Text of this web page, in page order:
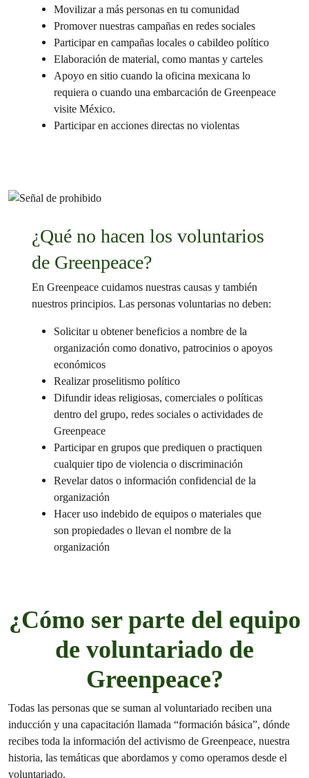
Movilizar a más personas en tu comunidad
Promover nuestras campañas en redes sociales
Participar en campañas locales o cabildeo político
Elaboración de material, como mantas y carteles
Apoyo en sitio cuando la oficina mexicana lo
requiera o cuando una embarcación de Greenpeace
visite México.
Participar en acciones directas no violentas
¿Qué no hacen los voluntarios
de Greenpeace?
En Greenpeace cuidamos nuestras causas y también
nuestros principios. Las personas voluntarias no deben:
Solicitar u obtener beneficios a nombre de la
organización como donativo, patrocinios o apoyos
económicos
Realizar proselitismo político
Difundir ideas religiosas, comerciales o políticas
dentro del grupo, redes sociales o actividades de
Greenpeace
Participar en grupos que prediquen o practiquen
cualquier tipo de violencia o discriminación
Revelar datos o información confidencial de la
organización
Hacer uso indebido de equipos o materiales que
son propiedades o llevan el nombre de la
organización
¿Cómo ser parte del equipo
de voluntariado de
Greenpeace?
Todas las personas que se suman al voluntariado reciben una
inducción y una capacitación llamada “formación básica”, dónde
recibes toda la información del activismo de Greenpeace, nuestra
historia, las temáticas que abordamos y como operamos desde el
voluntariado.